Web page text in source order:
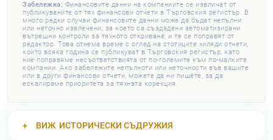
Забележка: Финансовите данни на компаниите се извличат от
публикуваните от тях финансови отчети в Търговския регистър. В
много редки случаи финансовите данни може да бъдат непълни
или неточно извлечени, за което са създадени автоматизирани
вътрешни контроли за тяхното откриване, и те се поправят от
редактор. Това отнема време с оглед на стотиците хиляди отчети,
които всяка година се публикуват в Търговския регистър, като
ние поправяме несъответствията от по-големите към по-малките
компании. Ако забележите непълноти или неточности във вашите
или в други финансови отчети, можете да ни пишете, за да
ескалираме приоритета за тяхната корекция.
ВИЖ ИСТОРИЧЕСКИ СЪДРУЖИЯ